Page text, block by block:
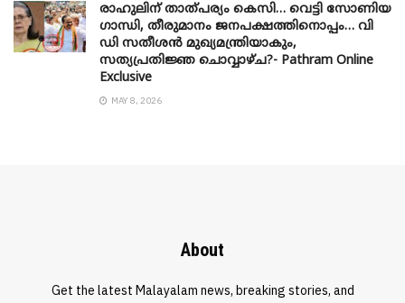
രാഹുലിന് താത്പര്യം കെസി… വെട്ടി സോണിയ
​ഗാന്ധി, തീരുമാനം ജനപക്ഷത്തിനൊപ്പം… വി
ഡി സതീശൻ മുഖ്യമന്ത്രിയാകും,
സത്യപ്രതിജ്ഞ ചൊവ്വാഴ്ച?- Pathram Online
Exclusive
MAY 8, 2026
About
Get the latest Malayalam news, breaking stories, and